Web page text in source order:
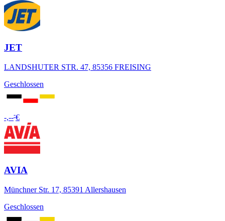
JET
LANDSHUTER STR. 47, 85356 FREISING
Geschlossen
-,---€
AVIA
Münchner Str. 17, 85391 Allershausen
Geschlossen